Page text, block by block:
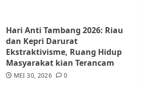
Hari Anti Tambang 2026: Riau
dan Kepri Darurat
Ekstraktivisme, Ruang Hidup
Masyarakat kian Terancam
MEI 30, 2026 0